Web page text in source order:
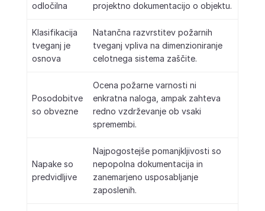
odločilna
projektno dokumentacijo o objektu.
Klasifikacija
tveganj je
osnova
Natančna razvrstitev požarnih
tveganj vpliva na dimenzioniranje
celotnega sistema zaščite.
Posodobitve
so obvezne
Ocena požarne varnosti ni
enkratna naloga, ampak zahteva
redno vzdrževanje ob vsaki
spremembi.
Napake so
predvidljive
Najpogostejše pomanjkljivosti so
nepopolna dokumentacija in
zanemarjeno usposabljanje
zaposlenih.